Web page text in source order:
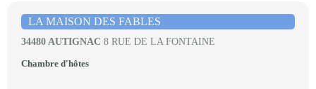
LA MAISON DES FABLES
34480 AUTIGNAC 8 RUE DE LA FONTAINE
Chambre d'hôtes